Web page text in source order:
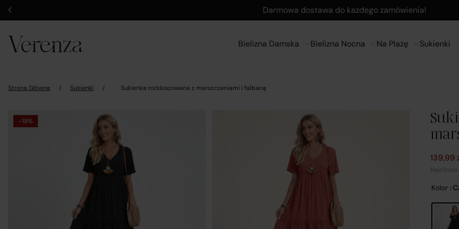
Darmowa dostawa do każdego zamówienia!
Bielizna Damska Bielizna Nocna Na Plażę Sukienki
Strona Główna / Sukienki / Sukienka rozkloszowana z marszczeniami i falbaną
-18%
139,99
Kolor :